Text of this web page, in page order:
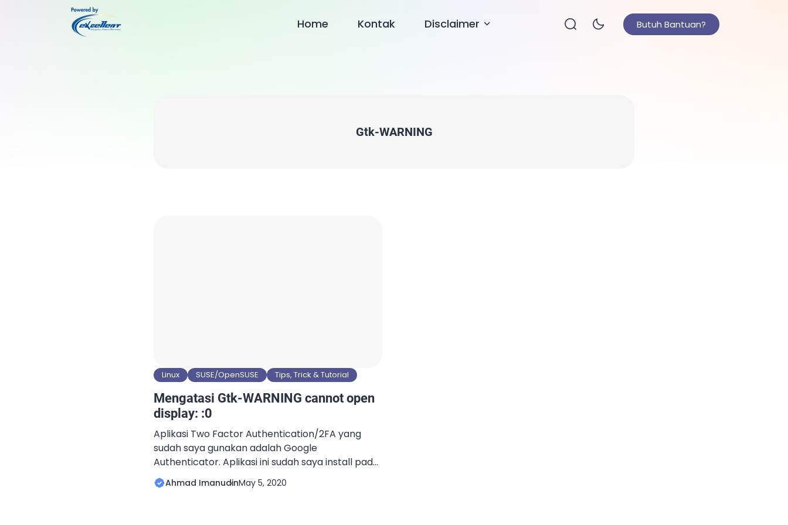
Home Kontak Disclaimer Butuh Bantuan?
Gtk-WARNING
Linux SUSE/OpenSUSE Tips, Trick & Tutorial
Mengatasi Gtk-WARNING cannot open
display: :0
Aplikasi Two Factor Authentication/2FA yang
sudah saya gunakan adalah Google
Authenticator. Aplikasi ini sudah saya install pada
Smartphone dan memiliki beberapa key dari
beberapa layanan. Salah satunya adalah email
Ahmad ImanudinMay 5, 2020